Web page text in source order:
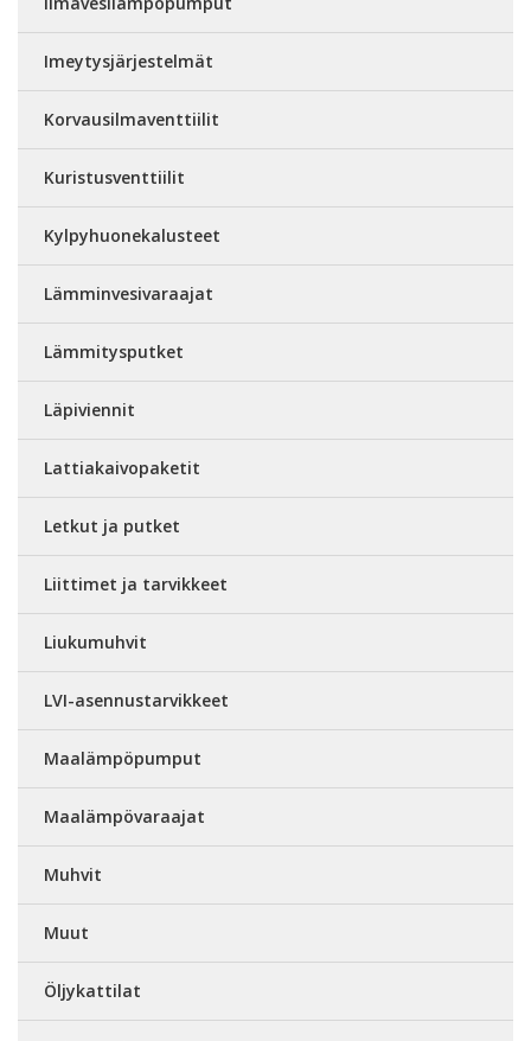
Imeytysjärjestelmät
Korvausilmaventtiilit
Kuristusventtiilit
Kylpyhuonekalusteet
Lämminvesivaraajat
Lämmitysputket
Läpiviennit
Lattiakaivopaketit
Letkut ja putket
Liittimet ja tarvikkeet
Liukumuhvit
LVI-asennustarvikkeet
Maalämpöpumput
Maalämpövaraajat
Muhvit
Muut
Öljykattilat